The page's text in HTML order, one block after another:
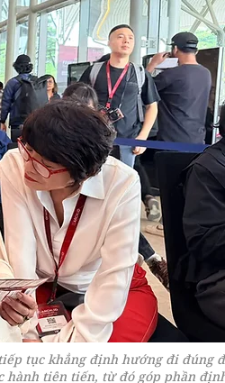
tục khẳng định hướng đi đúng
hành tiên tiến, từ đó góp phần